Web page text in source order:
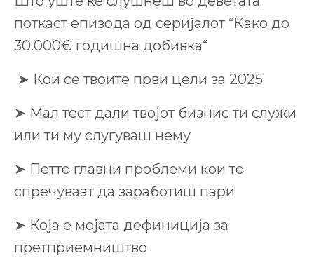
поткаст епизода од серијалот “Како до
30.000€ годишна добивка“
➤ Кои се твоите први цели за 2025
➤ Мал тест дали твојот бизнис ти служи
или ти му слугуваш нему
➤ Петте главни проблеми кои те
спречуваат да заработиш пари
➤ Која е мојата дефиниција за
претприемништво